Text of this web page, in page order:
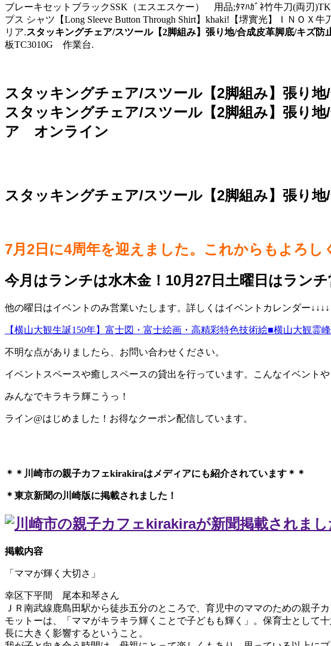
ブレーキセットブラックSSK（エスエスケー） 用品;ﾀﾏﾊｶﾞﾈ竹牛刀(両刃
プス シャツ【Long Sleeve Button Through Shirt】khaki!【堺實光】ＩＮＯ
リア.スタッキングチェア/スツール【2脚組み】張り地/合成皮革脚底/キズ
板TC3010G 作業台.
スタッキングチェア/スツール【2脚組み】張り
スタッキングチェア/スツール【2脚組み】張り
ア オンライン
スタッキングチェア/スツール【2脚組み】張り
7月2日に4周年を迎えました。これからもよろし
今月はランチは水木金！10月27日土曜日はラン
他の曜日はイベントのみ営業いたします。詳しくはイベントカレンダー
【横山大観生誕150年】富士図・富士絵画・高精彩特色技術絵■横山大観
不明な点がありましたら、お問い合わせください。
イベントスペースや癒しスペースの貸出を行っています。こんなイベント
みんなでキラキラ輝こうっ！
ライン@はじめました！お得なクーポン配信しています。
＊＊川崎市の親子カフェkirakiraは メディアにも紹介されています＊＊
＊東京新聞の川崎版に掲載されました！
掲載内容
「ママが輝く大切さ」
幸区下平間 尾本和琴さん
ＪＲ南武線鹿島田駅から徒歩五分のところで、育児中のママのための親子
モットーは、「ママがキラキラ輝くことで子どもも輝く」。保育士として
長に大きく影響するということ。